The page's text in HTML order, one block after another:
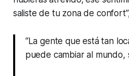
saliste de tu zona de
“La gente que está tan
puede cambiar al mundo,